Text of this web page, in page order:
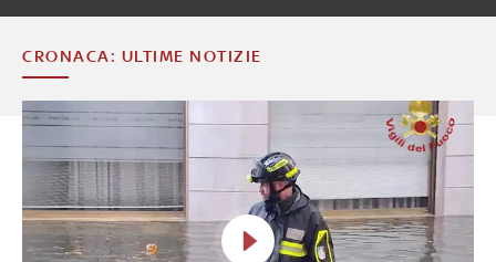
CRONACA: ULTIME NOTIZIE